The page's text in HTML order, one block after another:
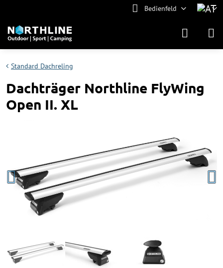
Bedienfeld
Standard Dachreling
Dachträger Northline FlyWing
Open II. XL